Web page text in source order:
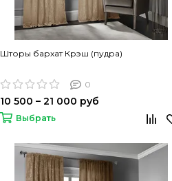
Шторы бархат Крэш (пудра)
0
10 500 – 21 000 руб
Выбрать